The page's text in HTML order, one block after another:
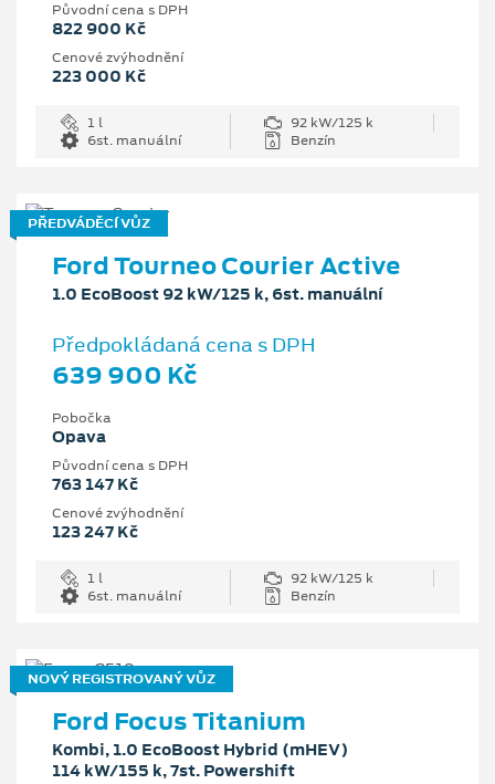
Původní cena s DPH
822 900 Kč
Cenové zvýhodnění
223 000 Kč
1 l
92 kW/125 k
6st. manuální
Benzín
PŘEDVÁDĚCÍ VŮZ
Ford Tourneo Courier Active
1.0 EcoBoost 92 kW/125 k, 6st. manuální
Předpokládaná cena s DPH
639 900 Kč
Pobočka
Opava
Původní cena s DPH
763 147 Kč
Cenové zvýhodnění
123 247 Kč
1 l
92 kW/125 k
6st. manuální
Benzín
NOVÝ REGISTROVANÝ VŮZ
Ford Focus Titanium
Kombi, 1.0 EcoBoost Hybrid (mHEV)
114 kW/155 k, 7st. Powershift